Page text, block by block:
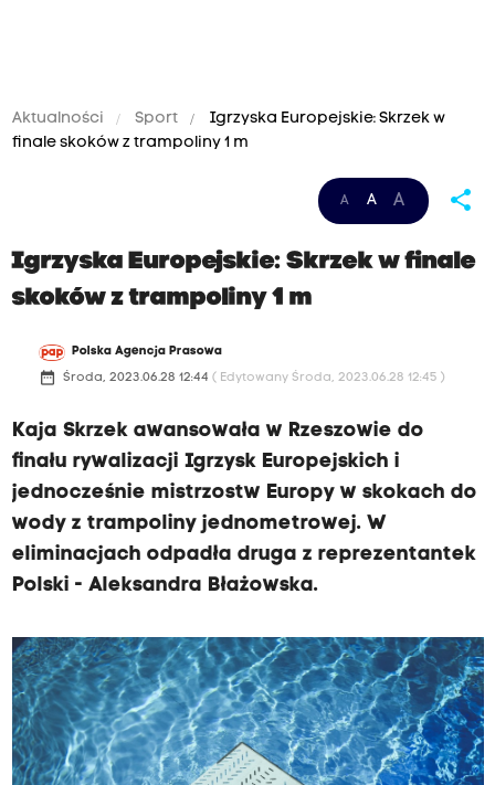
Aktualności Sport
Igrzyska Europejskie: Skrzek w
finale skoków z trampoliny 1 m
A A A share
Igrzyska Europejskie: Skrzek w finale
skoków z trampoliny 1 m
Polska Agencja Prasowa
date_range Środa, 2023.06.28 12:44 ( Edytowany Środa, 2023.06.28 12:45 )
Kaja Skrzek awansowała w Rzeszowie do
finału rywalizacji Igrzysk Europejskich i
jednocześnie mistrzostw Europy w skokach do
wody z trampoliny jednometrowej. W
eliminacjach odpadła druga z reprezentantek
Polski - Aleksandra Błażowska.